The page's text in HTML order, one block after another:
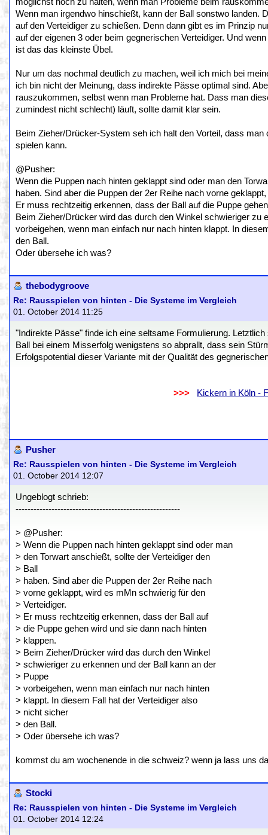
Wenn man irgendwo hinschießt, kann der Ball sonstwo landen.
auf den Verteidiger zu schießen. Denn dann gibt es im Prinzip
auf der eigenen 3 oder beim gegnerischen Verteidiger. Und
ist das das kleinste Übel.
Nur um das nochmal deutlich zu machen, weil ich mich bei
ich bin nicht der Meinung, dass indirekte Pässe optimal sind.
rauszukommen, selbst wenn man Probleme hat. Dass man
zumindest nicht schlecht) läuft, sollte damit klar sein.
Beim Zieher/Drücker-System seh ich halt den Vorteil, dass
spielen kann.
@Pusher:
Wenn die Puppen nach hinten geklappt sind oder man den
haben. Sind aber die Puppen der 2er Reihe nach vorne
Er muss rechtzeitig erkennen, dass der Ball auf die Puppe
Beim Zieher/Drücker wird das durch den Winkel schwieriger zu
vorbeigehen, wenn man einfach nur nach hinten klappt. In
den Ball.
Oder übersehe ich was?
thebodygroove
Re: Rausspielen von hinten - Die Systeme im Vergleich
01. October 2014 11:25
"Indirekte Pässe" finde ich eine seltsame Formulierung.
Ball bei einem Misserfolg wenigstens so abprallt, dass sein
Erfolgspotential dieser Variante mit der Qualität des
>>>
Kickern in Köln -
Pusher
Re: Rausspielen von hinten - Die Systeme im Vergleich
01. October 2014 12:07
Ungeblogt schrieb:
-------------------------------------------------------
> @Pusher:
> Wenn die Puppen nach hinten geklappt sind oder man
> den Torwart anschießt, sollte der Verteidiger den
> Ball
> haben. Sind aber die Puppen der 2er Reihe nach
> vorne geklappt, wird es mMn schwierig für den
> Verteidiger.
> Er muss rechtzeitig erkennen, dass der Ball auf
> die Puppe gehen wird und sie dann nach hinten
> klappen.
> Beim Zieher/Drücker wird das durch den Winkel
> schwieriger zu erkennen und der Ball kann an der
> Puppe
> vorbeigehen, wenn man einfach nur nach hinten
> klappt. In diesem Fall hat der Verteidiger also
> nicht sicher
> den Ball.
> Oder übersehe ich was?
kommst du am wochenende in die schweiz? wenn ja lass uns
Stocki
Re: Rausspielen von hinten - Die Systeme im Vergleich
01. October 2014 12:24